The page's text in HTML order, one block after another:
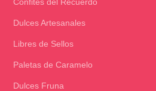
Dulces Artesanales
Libres de Sellos
Paletas de Caramelo
Dulces Fruna